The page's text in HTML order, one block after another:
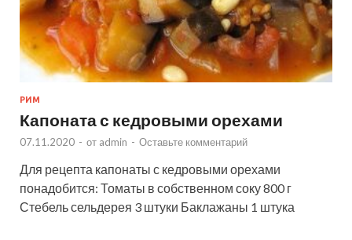
РИМ
Капоната с кедровыми орехами
07.11.2020 - от admin - Оставьте комментарий
Для рецепта капонаты с кедровыми орехами
понадобится: Томаты в собственном соку 800 г
Стебель сельдерея 3 штуки Баклажаны 1 штука